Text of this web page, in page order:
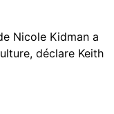
Nicole Kidman a
déclare Keith